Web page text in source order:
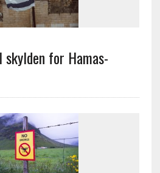
for Hamas-